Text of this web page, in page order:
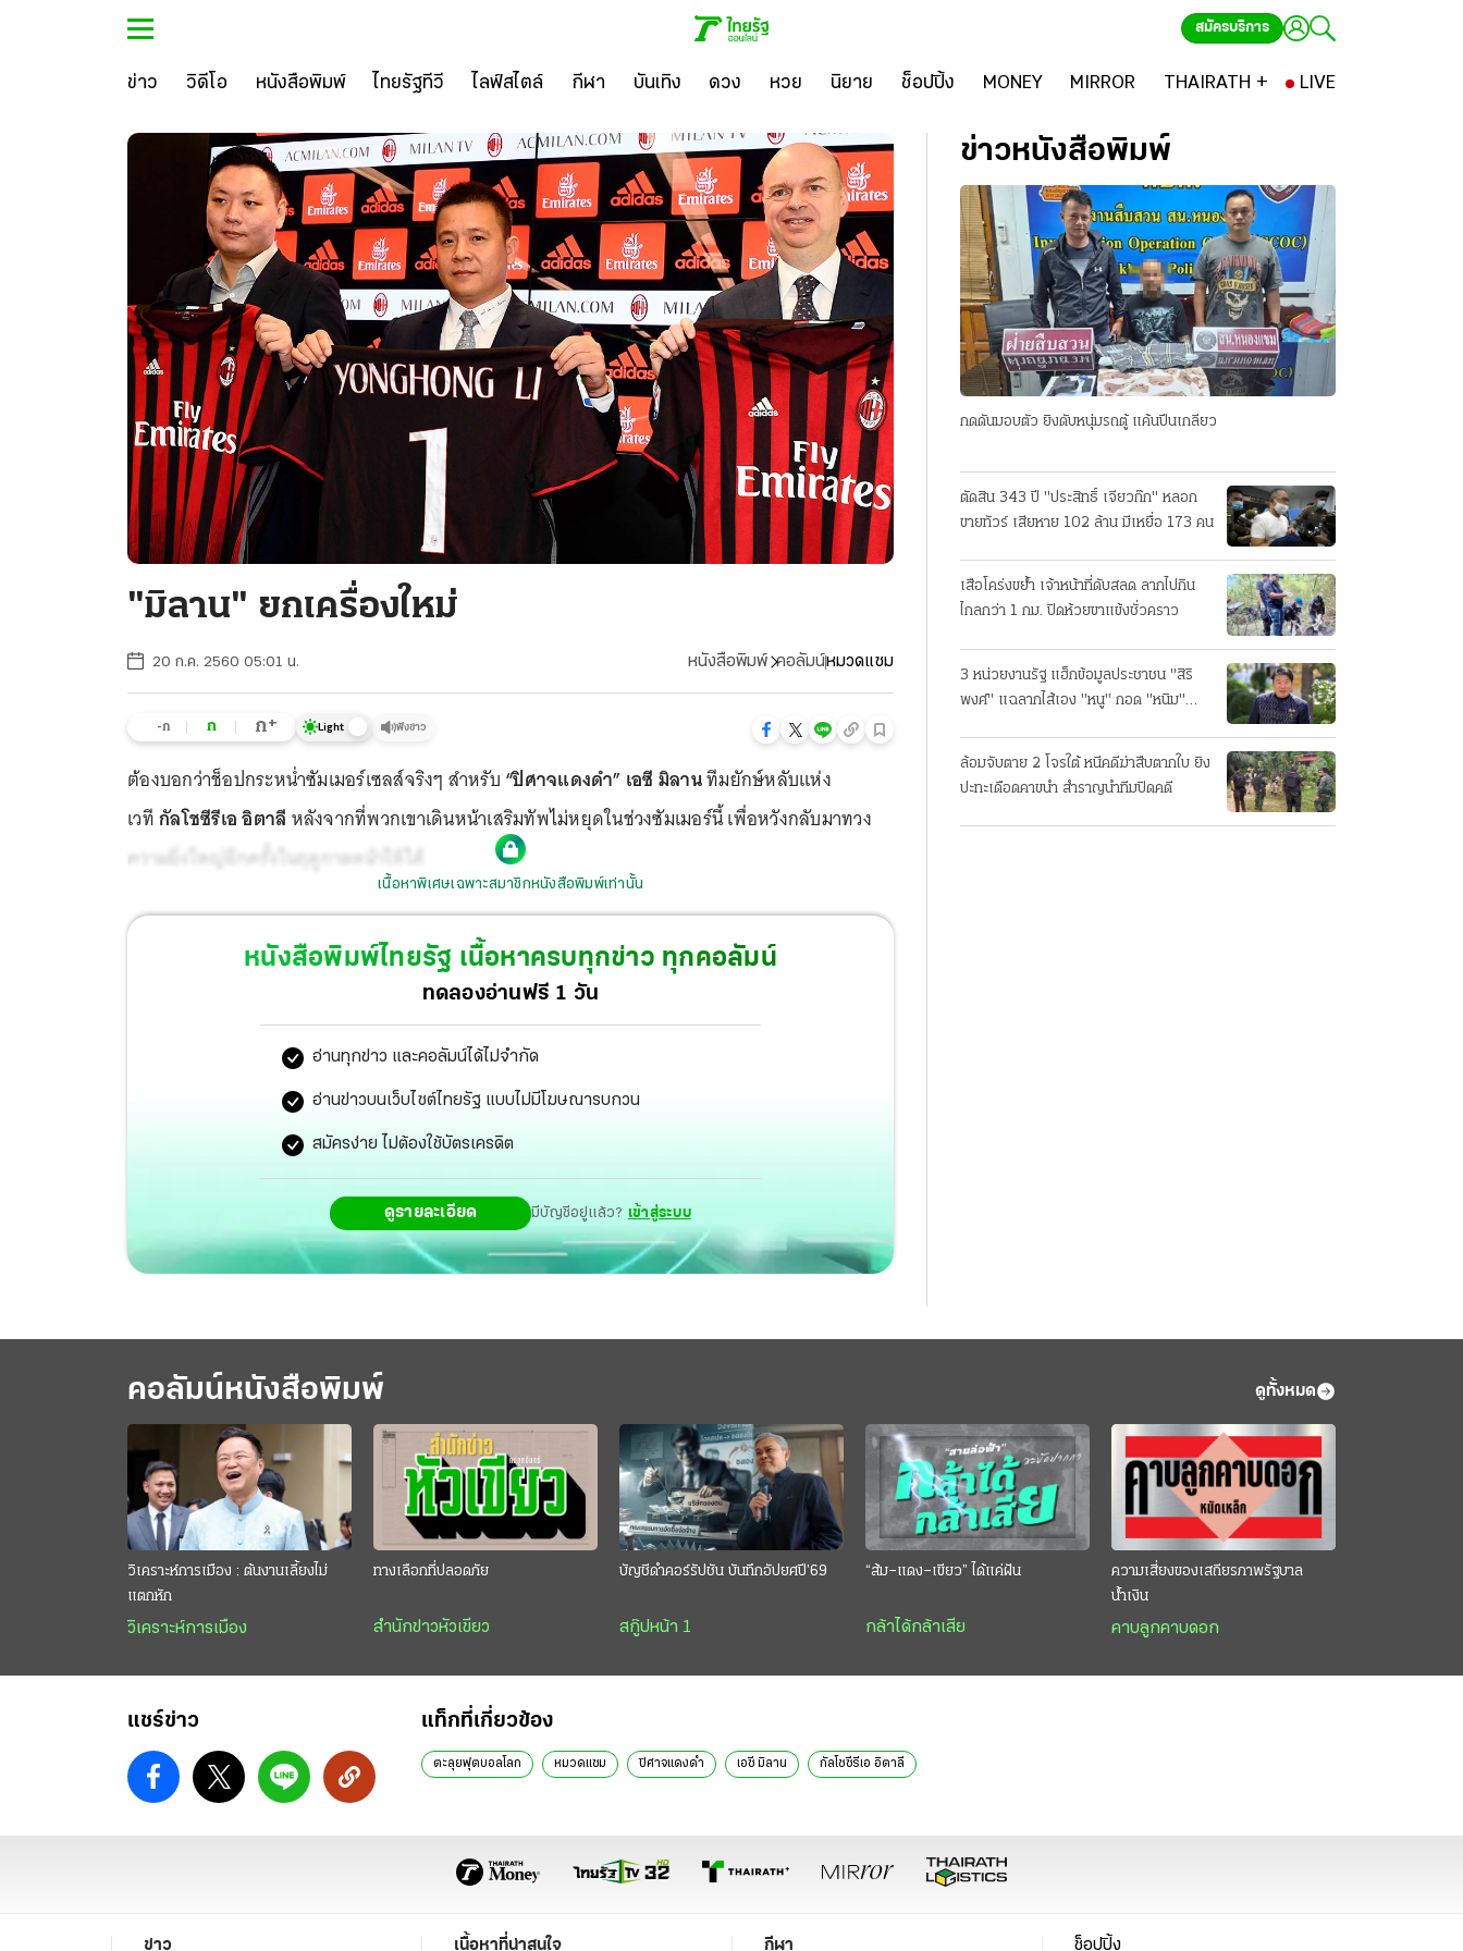
สมัครบริการ
ข่าว วิดีโอ หนังสือพิมพ์ ไทยรัฐทีวี ไลฟ์สไตล์ กีฬา บันเทิง ดวง หวย นิยาย ช็อปปิ้ง MONEY MIRROR THAIRATH + LIVE
"มิลาน" ยกเครื่องใหม่
20 ก.ค. 2560 05:01 น. หนังสือพิมพ์ คอลัมน์หมวดแซม
-ก ก ก+ Light ฟังข่าว
ต้องบอกว่าช็อปกระหน่ำซัมเมอร์เซลส์จริงๆ สำหรับ “ปิศาจแดงดำ” เอซี มิลานทีมยักษ์หลับแห่ง
เวทีกัลโชซีรีเอ อิตาลี หลังจากที่พวกเขาเดินหน้าเสริมทัพไม่หยุดในช่วงซัมเมอร์นี้ เพื่อหวังกลับมาทวง
ความยิ่งใหญ่อีกครั้งในฤดูกาลหน้าให้ได้
เนื้อหาพิเศษเฉพาะสมาชิกหนังสือพิมพ์เท่านั้น
หนังสือพิมพ์ไทยรัฐ เนื้อหาครบทุกข่าว ทุกคอลัมน์
ทดลองอ่านฟรี 1 วัน
อ่านทุกข่าว และคอลัมน์ได้ไม่จำกัด
อ่านข่าวบนเว็บไซต์ไทยรัฐ แบบไม่มีโฆษณารบกวน
สมัครง่าย ไม่ต้องใช้บัตรเครดิต
ดูรายละเอียด มีบัญชีอยู่แล้ว? เข้าสู่ระบบ
ข่าวหนังสือพิมพ์
กดดันมอบตัว ยิงดับหนุ่มรถตู้ แค้นปีนเกลียว
ตัดสิน 343 ปี "ประสิทธิ์ เจียวก๊ก" หลอก
ขายทัวร์ เสียหาย 102 ล้าน มีเหยื่อ 173 คน
เสือโคร่งขย้ำ เจ้าหน้าที่ดับสลด ลากไปกิน
ไกลกว่า 1 กม. ปิดห้วยขาแข้งชั่วคราว
3 หน่วยงานรัฐ แฮ็กข้อมูลประชาชน "สิริ
พงศ์" แฉลากไส้เอง "หนู" กอด "หนิม"
ล้อมจับตาย 2 โจรใต้ หนีคดีฆ่าสืบตากใบ ยิง
ปะทะเดือดคาขนำ สำราญนำทีมปิดคดี
คอลัมน์หนังสือพิมพ์ ดูทั้งหมด
วิเคราะห์การเมือง : ต้นงานเลี้ยงไม่
แตกหัก
วิเคราะห์การเมือง
ทางเลือกที่ปลอดภัย
สำนักข่าวหัวเขียว
บัญชีดำคอร์รัปชัน บันทึกอัปยศปี’69
สกู๊ปหน้า 1
“ส้ม–แดง–เขียว” ได้แค่ฝัน
กล้าได้กล้าเสีย
ความเสี่ยงของเสถียรภาพรัฐบาล
น้ำเงิน
คาบลูกคาบดอก
แชร์ข่าว แท็กที่เกี่ยวข้อง
ตะลุยฟุตบอลโลก หมวดแซม ปิศาจแดงดำ เอซี มิลาน กัลโชซีรีเอ อิตาลี
ข่าว เนื้อหาที่น่าสนใจ กีฬา ช็อปปิ้ง